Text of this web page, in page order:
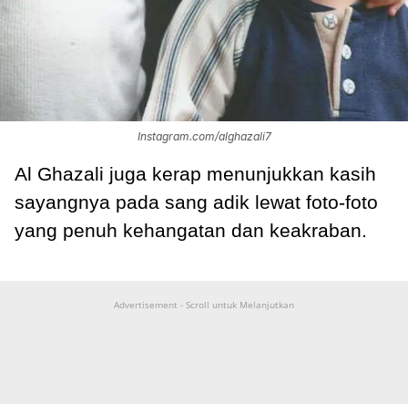
Instagram.com/alghazali7
Al Ghazali juga kerap menunjukkan kasih
sayangnya pada sang adik lewat foto-foto
yang penuh kehangatan dan keakraban.
Advertisement - Scroll untuk Melanjutkan